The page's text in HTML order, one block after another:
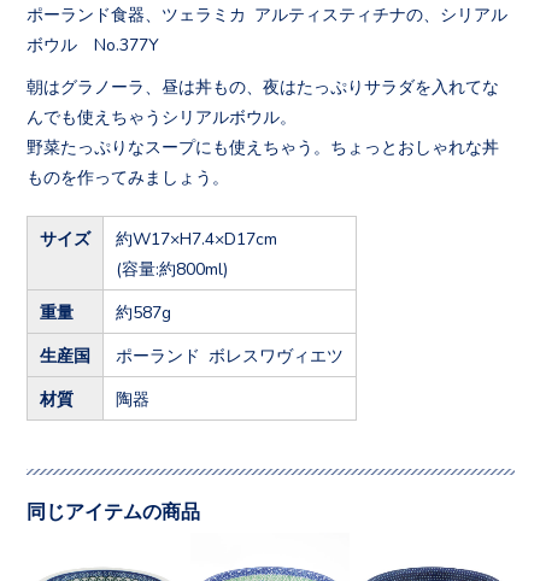
ポーランド食器、ツェラミカ アルティスティチナの、シリアル
ボウル No.377Y
朝はグラノーラ、昼は丼もの、夜はたっぷりサラダを入れてな
んでも使えちゃうシリアルボウル。
野菜たっぷりなスープにも使えちゃう。ちょっとおしゃれな丼
ものを作ってみましょう。
サイズ
約W17×H7.4×D17cm
(容量:約800ml)
重量 約587g
生産国 ポーランド ボレスワヴィエツ
材質 陶器
同じアイテムの商品